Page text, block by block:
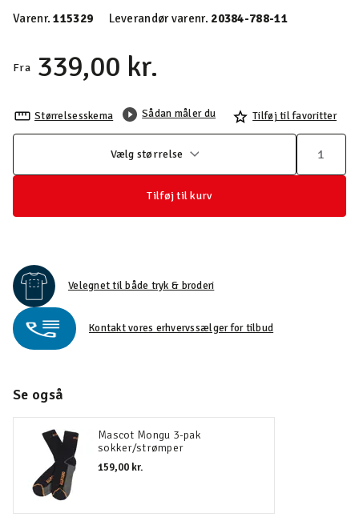
Varenr.115329 Leverandør varenr. 20384-788-11
Fra 339,00 kr.
Størrelsesskema Sådan måler du Tilføj til favoritter
Vælg størrelse
Tilføj til kurv
Velegnet til både tryk & broderi
Kontakt vores erhvervssælger for tilbud
Se også
Mascot Mongu 3-pak
sokker/strømper
159,00 kr.